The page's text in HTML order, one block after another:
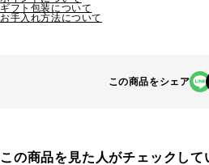
ギフト包装について
お手入れ方法について
この商品をシェア
この商品を見た人がチェックして